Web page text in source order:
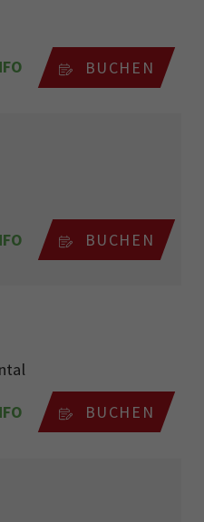
BUCHEN
BUCHEN
BUCHEN